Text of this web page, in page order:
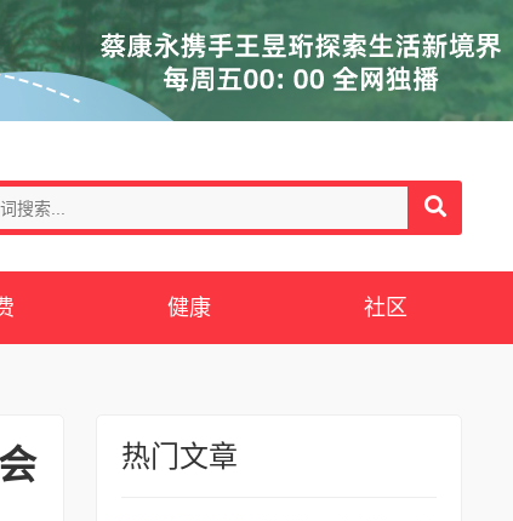
健康 社区
热门文章